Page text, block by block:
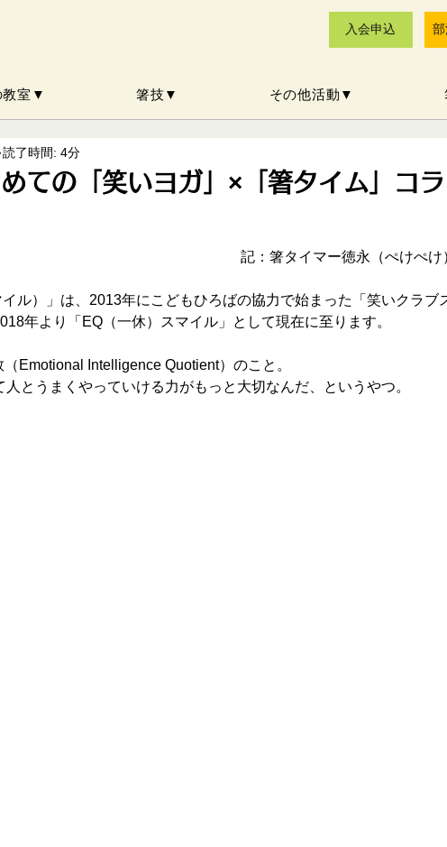
入会申込
教室▼ 箸技▼ その他活動▼
ての「笑いヨガ」×「箸タイム」コラ
読了時間: 4分
ます。
記：箸タイマー徳永（ぺけぺけ
ル）」は、2013年にこどもひろばの協力で始まった「笑いクラブ
年より「EQ（一休）スマイル」として現在に至ります。
Emotional Intelligence Quotient）のこと。
とうまくやっていける力がもっと大切なんだ、というやつ。